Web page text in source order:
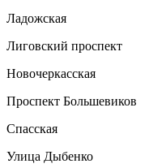
Ладожская
Лиговский проспект
Новочеркасская
Проспект Большевиков
Спасская
Улица Дыбенко